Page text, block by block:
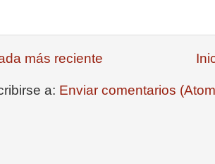
más reciente
a: Enviar comentarios